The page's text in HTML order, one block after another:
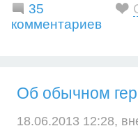
35
комментариев
Об обычном
18.06.2013 12:28,